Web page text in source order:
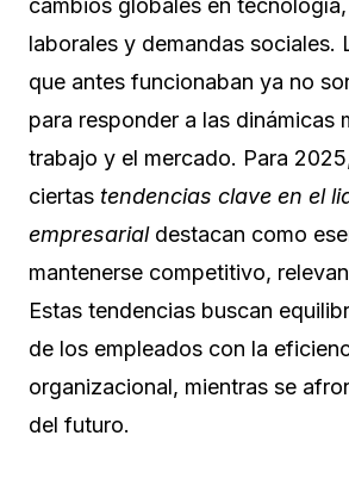
laborales y demandas sociales.
que antes funcionaban ya no
para responder a las dinámicas
trabajo y el mercado. Para
ciertas tendencias clave en el
empresarialdestacan como
mantenerse competitivo,
Estas tendencias buscan
de los empleados con la
organizacional, mientras se
del futuro.